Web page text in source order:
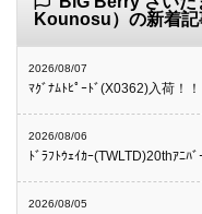
Kounosu）の新着記
2026/08/07
ﾏｸﾞﾅﾑﾄﾋﾟｰﾄﾞ(X0362)入荷！！
2026/08/06
ﾄﾞﾗﾌﾄｳｪｲｶｰ(TWLTD)20thｱﾆﾊ
2026/08/05